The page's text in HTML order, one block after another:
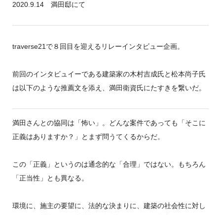
2020.9.14 満田邸にて
traverse21で８回目を迎えるリレーインタビュー企画。
前回のインタビュイーである建築家の木村吉成氏と松本尚子氏
は以下のような推薦文を添え、満田衛資氏にたすきを繋いだ。
満田さんとの協同は「怖い」。どんな案件であっても「そこに
正義はありますか？」とまず問うてくるからだ。
この「正義」というのは通念的な「合理」ではない。もちろん
「正当性」とも異なる。
環境に、施主の要望に、法的な決まりに、建築の社会性に対し